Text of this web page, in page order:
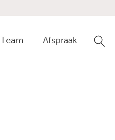
Team Afspraak